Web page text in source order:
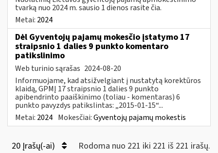
tvarką nuo 2024 m. sausio 1 dienos rasite čia.
Metai: 2024
Dėl Gyventojų pajamų mokesčio įstatymo 17
straipsnio 1 dalies 9 punkto komentaro
patikslinimo
Web turinio sąrašas 2024-08-20
Informuojame, kad atsižvelgiant į nustatytą korektūros
klaidą, GPMĮ 17 straipsnio 1 dalies 9 punkto
apibendrinto paaiškinimo (toliau - komentaras) 6
punkto pavyzdys patikslintas: „2015-01-15“...
Metai: 2024 Mokesčiai:Gyventojų pajamų mokestis
20 Įrašų(-ai) Rodoma nuo 221 iki 221 iš 221 irašų.